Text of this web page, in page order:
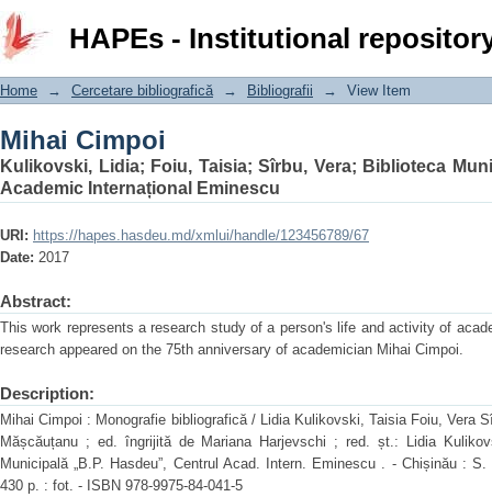
HAPEs - Institutional
Mihai Cimpoi
Home → Cercetare bibliografică → Bibliografii → View Item
Mihai Cimpoi
Kulikovski, Lidia; Foiu, Taisia; Sîrbu, Vera; Biblioteca
Academic Internațional Eminescu
URI: https://hapes.hasdeu.md/xmlui/handle/123456789/67
Date: 2017
Abstract:
This work represents a research study of a person's life and activity of
research appeared on the 75th anniversary of academician Mihai Cimpoi.
Description:
Mihai Cimpoi : Monografie bibliografică / Lidia Kulikovski, Taisia Foiu, Vera
Mășcăuțanu ; ed. îngrijită de Mariana Harjevschi ; red. șt.: Lidia
Municipală „B.P. Hasdeu”, Centrul Acad. Intern. Eminescu . - Chișinău :
430 p. : fot. - ISBN 978-9975-84-041-5